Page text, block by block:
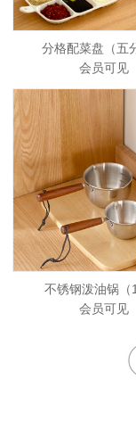
分格配菜盘（五
会员可见
不锈钢泼油锅（
会员可见